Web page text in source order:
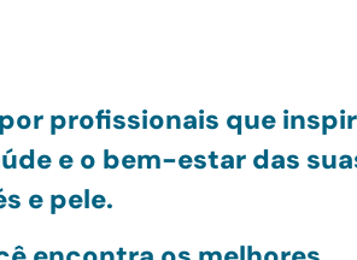
profissionais que
e o bem-estar das
e pele.